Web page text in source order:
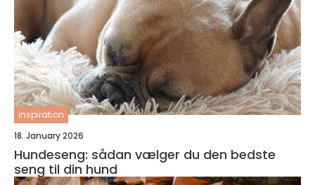
inspiration
18. January 2026
Hundeseng: sådan vælger du den bedste
seng til din hund